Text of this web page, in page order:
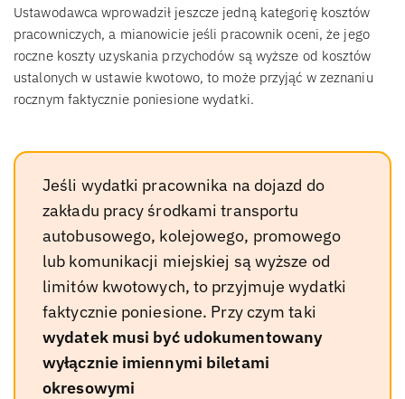
Ustawodawca wprowadził jeszcze jedną kategorię kosztów
pracowniczych, a mianowicie jeśli pracownik oceni, że jego
roczne koszty uzyskania przychodów są wyższe od kosztów
ustalonych w ustawie kwotowo, to może przyjąć w zeznaniu
rocznym faktycznie poniesione wydatki.
Jeśli wydatki pracownika na dojazd do
zakładu pracy środkami transportu
autobusowego, kolejowego, promowego
lub komunikacji miejskiej są wyższe od
limitów kwotowych, to przyjmuje wydatki
faktycznie poniesione. Przy czym taki
wydatek musi być udokumentowany
wyłącznie imiennymi biletami
okresowymi